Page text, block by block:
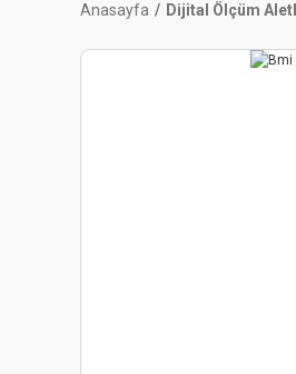
Anasayfa Dijital Ölçüm